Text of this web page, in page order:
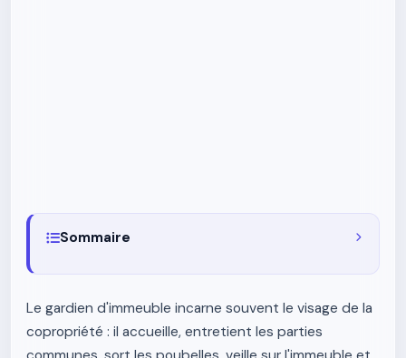
Sommaire
Le gardien d'immeuble incarne souvent le visage de la
copropriété : il accueille, entretient les parties